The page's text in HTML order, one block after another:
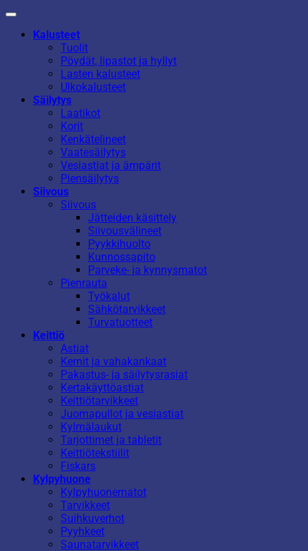
Kalusteet
Tuolit
Pöydät, lipastot ja hyllyt
Lasten kalusteet
Ulkokalusteet
Säilytys
Laatikot
Korit
Kenkätelineet
Vaatesäilytys
Vesiastiat ja ämpärit
Piensäilytys
Siivous
Siivous
Jätteiden käsittely
Siivousvälineet
Pyykkihuolto
Kunnossapito
Parveke- ja kynnysmatot
Pienrauta
Työkalut
Sähkötarvikkeet
Turvatuotteet
Keittiö
Astiat
Kernit ja vahakankaat
Pakastus- ja säilytysrasiat
Kertakäyttöastiat
Keittiötarvikkeet
Juomapullot ja vesiastiat
Kylmälaukut
Tarjottimet ja tabletit
Keittiötekstiilit
Fiskars
Kylpyhuone
Kylpyhuonematot
Tarvikkeet
Suihkuverhot
Pyyhkeet
Saunatarvikkeet